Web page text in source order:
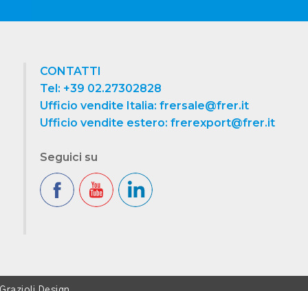
CONTATTI
Tel: +39 02.27302828
Ufficio vendite Italia: frersale@frer.it
Ufficio vendite estero: frerexport@frer.it
Seguici su